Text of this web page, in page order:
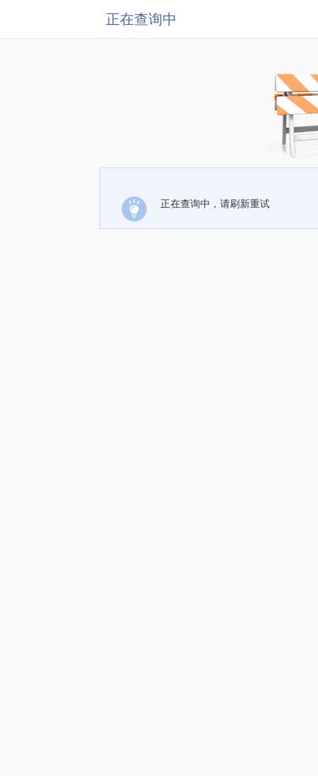
正在查询中
正在查询中，请刷新重试